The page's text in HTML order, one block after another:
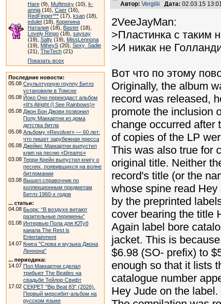
Hare (9), Muftinsky (10), k-
annja (16), Caer (16),
RedFinger*** (17), ksan (18),
edulet (18), Корепина
Наталия (18), Baster (18),
Lovely Ringo (18), saysay
(19), Salty (19), MissLennona
(19), MiheyS (20), Sexy_Sadie
(21), TheTech (21)
Показать всех
Последние новости:
05.08 Скульптурную группу Битлз
установили в Томске
05.08 Йоко Оно переиздаст альбом
«It’s Alright (I See Rainbows)»
05.08 Джон Бон Джови позвонил
Полу Маккартни из дома
детства битла
05.08 Альбому «Revolver» — 60 лет:
что пишет зарубежная пресса
05.08 Джеймс Маккартни выпустил
клип на песню «Dreams»
03.08 Терри Крейн выпустил книгу о
песнях, появившихся на волне
битломании
03.08 Вышел справочник по
коллекционным предметам
Битлз 1960-х годов
... статьи:
04.08 Бьорк: “В воздухе витают
разительные перемены”
01.08 Интервью Пола для ЮТуб
канала The Rest is
Entertainment
14.07 Книга "Слова и музыка Джона
Леннона"
... периодика:
14.07 Пол Маккартни сделал
трибьют The Beatles на
свадьбе Тейлор Свифт
17.02 СЕКРЕТ "Big Beat 83" (2026).
Первый мерсибит-альбом на
русском языке
Автор: Vergilii Дата: 02.03.15
2VeeJayMan:
>Пластинка с таким
>И никак не
Вот что по этому
Originally, the album
record was released,
promote the inclusion
change occurred after
of copies of the LP
This was also true for
original title. Neither
record's title (or the
whose spine read
by the preprinted
cover bearing the title
Again label bore
jacket. This is
$6.98 (SO- prefix) to
enough so that it lists
catalogue number
Hey Jude on the label.